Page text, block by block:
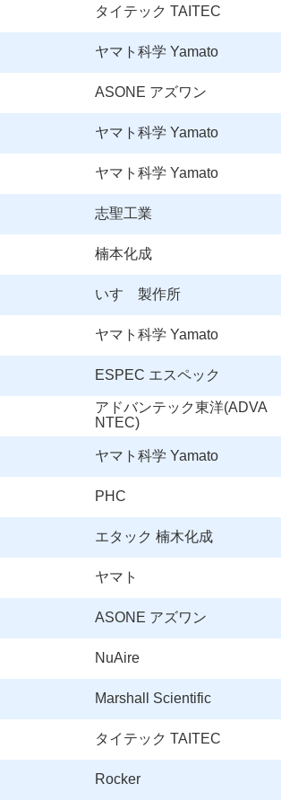
タイテック TAITEC
ヤマト科学 Yamato
ASONE アズワン
ヤマト科学 Yamato
ヤマト科学 Yamato
志聖工業
楠本化成
いすゞ製作所
ヤマト科学 Yamato
ESPEC エスペック
アドバンテック東洋(ADVA
NTEC)
ヤマト科学 Yamato
PHC
エタック 楠木化成
ヤマト
ASONE アズワン
NuAire
Marshall Scientific
タイテック TAITEC
Rocker